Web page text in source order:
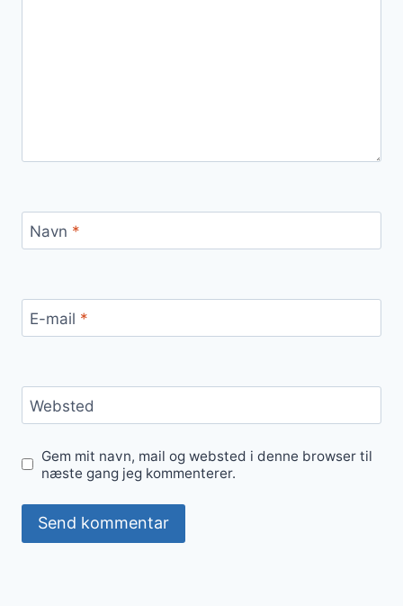
Navn *
E-mail *
Websted
Gem mit navn, mail og websted i denne browser til
næste gang jeg kommenterer.